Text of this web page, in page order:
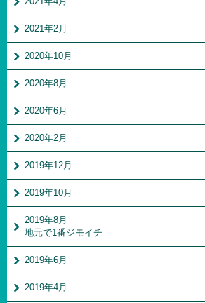
2021年2月
2020年10月
2020年8月
2020年6月
2020年2月
2019年12月
2019年10月
2019年8月
地元で1番ジモイチ
2019年6月
2019年4月